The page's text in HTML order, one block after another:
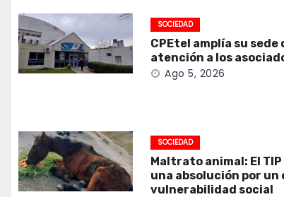
SOCIEDAD
CPEtel amplía su sede
atención a los
Ago 5, 2026
SOCIEDAD
Maltrato animal: El
una absolución por un
vulnerabilidad social